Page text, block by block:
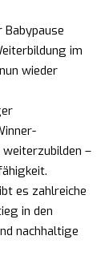
Babypause
im
wieder
–
es zahlreiche
in den
nachhaltige